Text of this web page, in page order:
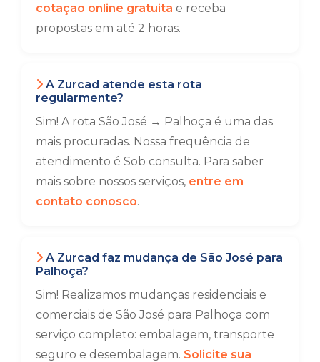
cotação online gratuita e receba
propostas em até 2 horas.
A Zurcad atende esta rota
regularmente?
Sim! A rota São José → Palhoça é uma das
mais procuradas. Nossa frequência de
atendimento é Sob consulta. Para saber
mais sobre nossos serviços, entre em
contato conosco.
A Zurcad faz mudança de São José para
Palhoça?
Sim! Realizamos mudanças residenciais e
comerciais de São José para Palhoça com
serviço completo: embalagem, transporte
seguro e desembalagem. Solicite sua